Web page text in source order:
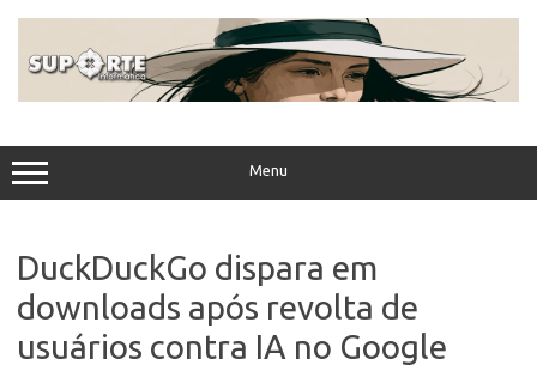
Menu
DuckDuckGo dispara em
downloads após revolta de
usuários contra IA no Google